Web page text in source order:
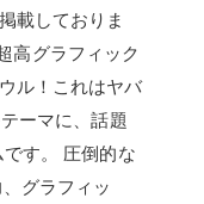
載しておりま
高グラフィック
ル！これはヤバ
ーマに、話題
す。 圧倒的な
グラフィッ